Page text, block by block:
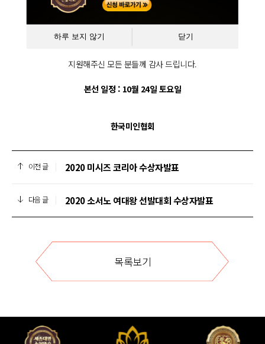
2차 예선면접 합격을 진심으로 축하드립니다.
합격자에 한해 09월 25일 (화) 오전 중으로
개별 합격 문자가 발송될 예정입니다.
지원해주신 모든 분들께 감사 드립니다.
본선 일정 : 10월 24일 토요일
한국미인협회
이전 글 2020 미시즈 코리아 수상자발표
다음 글 2020 소서노 여대왕 선발대회 수상자발표
목록보기
하루 보지 않기 닫기